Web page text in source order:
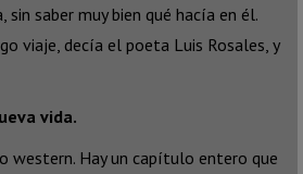
sin saber muy bien qué hacía en él.
viaje, decía el poeta Luis Rosales, y
vida.
western. Hay un capítulo entero que